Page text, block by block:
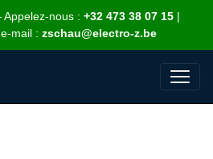
Appelez-nous : +32 473 38 07 15 |
mail : zschau@electro-z.be